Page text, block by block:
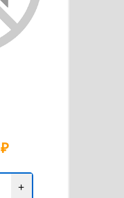
₽
+